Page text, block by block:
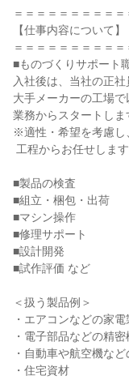
＝＝＝＝＝＝＝＝＝
【仕事内容について】
＝＝＝＝＝＝＝＝＝
■ものづくりサポート
入社後は、当社の正社
大手メーカーの工場
業務からスタートしま
※適性・希望を考慮し
■製品の検査
■組立・梱包・出荷
■マシン操作
■修理サポート
■設計開発
■試作評価 など
＜扱う製品例＞
・エアコンなどの家電
・電子部品などの精密
・自動車や航空機など
・住宅資材